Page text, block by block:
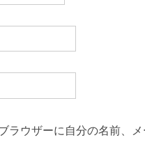
ラウザーに自分の名前、